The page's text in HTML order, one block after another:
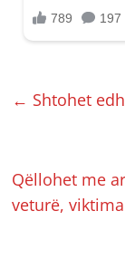
← Shtohet
Qëllohet me
veturë,